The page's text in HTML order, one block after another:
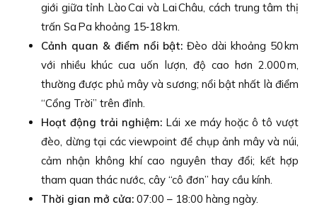
giới giữa tỉnh Lào Cai và Lai Châu, cách trung tâm thị
trấn Sa Pa khoảng 15‑18 km.
Cảnh quan & điểm nổi bật: Đèo dài khoảng 50 km
với nhiều khúc cua uốn lượn, độ cao hơn 2.000 m,
thường được phủ mây và sương; nổi bật nhất là điểm
“Cổng Trời” trên đỉnh.
Hoạt động trải nghiệm: Lái xe máy hoặc ô tô vượt
đèo, dừng tại các viewpoint để chụp ảnh mây và núi,
cảm nhận không khí cao nguyên thay đổi; kết hợp
tham quan thác nước, cây “cô đơn” hay cầu kính.
Thời gian mở cửa: 07:00 – 18:00 hàng ngày.